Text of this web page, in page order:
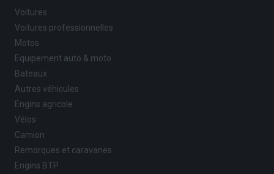
Voitures
Voitures professionnelles
Motos
Equipement auto & moto
Bateaux
Autres véhicules
Engins agricole
Vélos
Camion
Remorques et caravanes
Engins BTP